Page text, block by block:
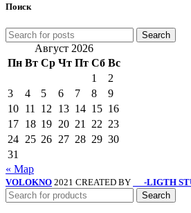
Поиск
Search
Август 2026
Пн Вт Ср Чт Пт Сб Вс
1
2
3
4 5 6 7 8
9
10 11 12 13 14 15 16
17 18 19 20 21 22 23
24 25 26 27 28 29 30
31
« Мар
VOLOKNO 2021 CREATED BY -LIGTH
Search